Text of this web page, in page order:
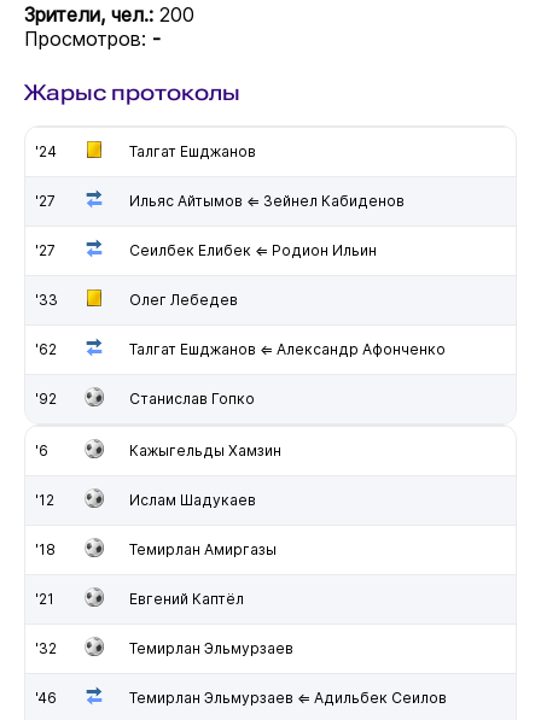
Зрители, чел.: 200
Просмотров: -
Жарыс протоколы
'24 Талгат Ешджанов
'27 Ильяс Айтымов ⇐ Зейнел Кабиденов
'27 Сеилбек Елибек ⇐ Родион Ильин
'33 Олег Лебедев
'62 Талгат Ешджанов ⇐ Александр Афонченко
'92 Станислав Гопко
'6 Кажыгельды Хамзин
'12 Ислам Шадукаев
'18 Темирлан Амиргазы
'21 Евгений Каптёл
'32 Темирлан Эльмурзаев
'46 Темирлан Эльмурзаев ⇐ Адильбек Сеилов